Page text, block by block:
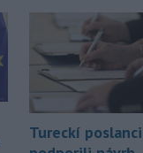
Tureckí poslanci